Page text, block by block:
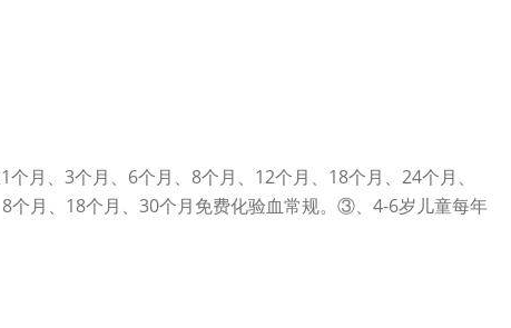
月、3个月、6个月、8个月、12个月、18个月、24个月、
个月、18个月、30个月免费化验血常规。③、4-6岁儿童每年